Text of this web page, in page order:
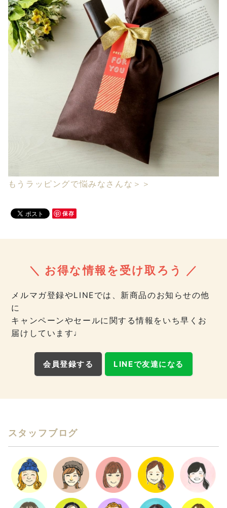
もうラッピングで悩みなさんな＞＞
保存
＼ お得な情報を受け取ろう ／
メルマガ登録やLINEでは、新商品のお知らせの他
に
キャンペーンやセールに関する情報をいち早くお
届けしています♩
会員登録する LINEで友達になる
スタッフブログ